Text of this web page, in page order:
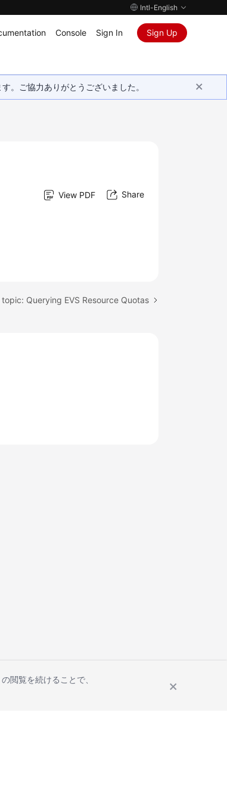
Intl-English
Console Sign In Sign Up
。ご協力ありがとうございました。
View PDF Share
Querying EVS Resource Quotas
閲覧を続けることで、